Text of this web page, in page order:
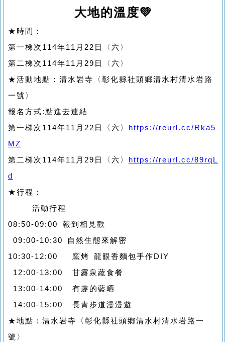
大地的溫度💚
★時間：
第一梯次114年11月22日〈六〉
第二梯次114年11月29日〈六〉
★活動地點：清水岩寺〈彰化縣社頭鄉清水村清水岩路
一號〉
報名方式:點進去連結
第一梯次114年11月22日〈六〉
https://reurl.cc/Rka5
MZ
第二梯次114年11月29日〈六〉
https://reurl.cc/89rqL
d
★行程：
活動行程
08:50-09:00 報到相見歡
09:00-10:30 自然生態來解密
10:30-12:00 窯烤 龍眼香麵包手作DIY
12:00-13:00 甘露泉蔬食餐
13:00-14:00 有趣的藍晒
14:00-15:00 長青步道漫漫遊
★地點：清水岩寺〈彰化縣社頭鄉清水村清水岩路一
號〉